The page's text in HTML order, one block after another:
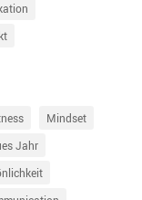
Mindset
Jahr